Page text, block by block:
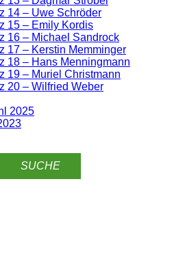
14 – Uwe Schröder
15 – Emily Kordis
16 – Michael Sandrock
17 – Kerstin Memminger
18 – Hans Menningmann
19 – Muriel Christmann
20 – Wilfried Weber
2025